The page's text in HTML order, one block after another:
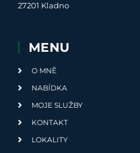
27201 Kladno
MENU
O MNĚ
NABÍDKA
MOJE SLUŽBY
KONTAKT
LOKALITY